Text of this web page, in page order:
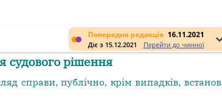
Попередня редакція 16.11.2021
Діє з 15.12.2021 Перейти до чинної